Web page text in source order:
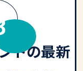
トの最新